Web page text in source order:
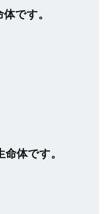
です。
体です。